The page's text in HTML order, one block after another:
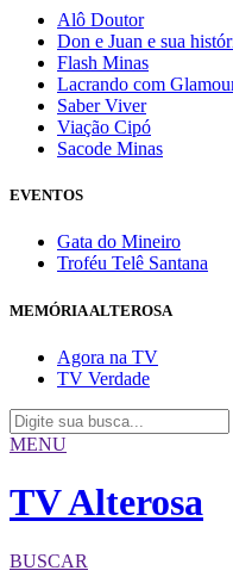
Alô Doutor
Don e Juan e sua
Flash Minas
Lacrando com
Saber Viver
Viação Cipó
Sacode Minas
EVENTOS
Gata do Mineiro
Troféu Telê Santana
MEMÓRIA ALTEROSA
Agora na TV
TV Verdade
MENU
TV Alterosa
BUSCAR